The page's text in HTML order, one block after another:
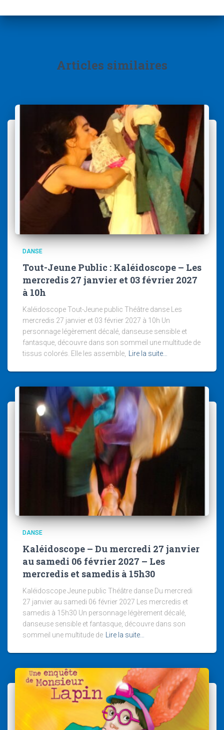
Articles similaires
DANSE
Tout-Jeune Public : Kaléidoscope – Les
mercredis 27 janvier et 03 février 2027
à 10h
Kaléidoscope Tout-Jeune public Théâtre danse Les
mercredis 27 janvier et 03 février 2027 à 10h Un
personnage légèrement décalé, danseuse sensible et
fantasque, découvre dans son sommeil une multitude de
tissus colorés. Elle les assemble,
Lire la suite…
DANSE
Kaléidoscope – Du mercredi 27 janvier
au samedi 06 février 2027 – Les
mercredis et samedis à 15h30
Kaléidoscope Jeune public Théâtre danse Du mercredi
27 janvier au samedi 06 février 2027 Les mercredis et
samedis à 15h30 Un personnage légèrement décalé,
danseuse sensible et fantasque, découvre dans son
sommeil une multitude de Lire la suite…